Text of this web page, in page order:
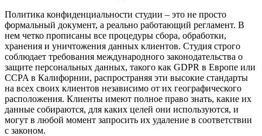
Политика конфиденциальности студии – это не просто
формальный документ, а реально работающий регламент. В
нем четко прописаны все процедуры сбора, обработки,
хранения и уничтожения данных клиентов. Студия строго
соблюдает требования международного законодательства о
защите персональных данных, такого как GDPR в Европе или
CCPA в Калифорнии, распространяя эти высокие стандарты
на всех своих клиентов независимо от их географического
расположения. Клиенты имеют полное право знать, какие их
данные собираются, для каких целей они используются, и
могут в любой момент запросить их удаление в соответствии
с законом.